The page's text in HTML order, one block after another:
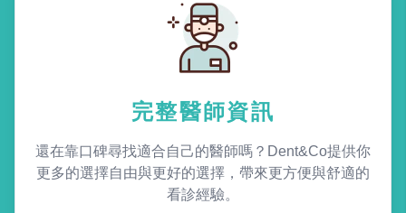
完整醫師資訊
還在靠口碑尋找適合自己的醫師嗎？Dent&Co提供你
更多的選擇自由與更好的選擇，帶來更方便與舒適的
看診經驗。